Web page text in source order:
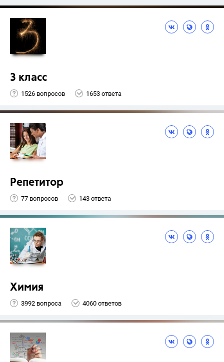
3 класс
1526 вопросов 1653 ответа
Репетитор
77 вопросов 143 ответа
Химия
3992 вопроса 4060 ответов